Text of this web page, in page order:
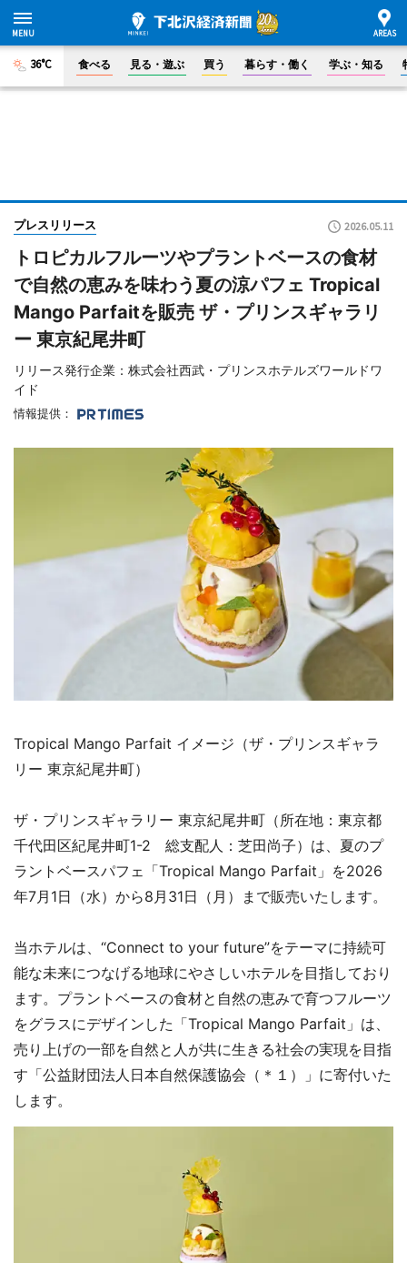
36°C 食べる 見る・遊ぶ 買う 暮らす・働く 学ぶ・知る
プレスリリース 2026.05.11
トロピカルフルーツやプラントベースの食材
で自然の恵みを味わう夏の涼パフェ Tropical
Mango Parfaitを販売 ザ・プリンスギャラリ
ー 東京紀尾井町
リリース発行企業：株式会社西武・プリンスホテルズワールドワ
イド
情報提供：
Tropical Mango Parfait イメージ（ザ・プリンスギャラ
リー 東京紀尾井町）
ザ・プリンスギャラリー 東京紀尾井町（所在地：東京都
千代田区紀尾井町1-2 総支配人：芝田尚子）は、夏のプ
ラントベースパフェ「Tropical Mango Parfait」を2026
年7月1日（水）から8月31日（月）まで販売いたします。
当ホテルは、“Connect to your future”をテーマに持続可
能な未来につなげる地球にやさしいホテルを目指しており
ます。プラントベースの食材と自然の恵みで育つフルーツ
をグラスにデザインした「Tropical Mango Parfait」は、
売り上げの一部を自然と人が共に生きる社会の実現を目指
す「公益財団法人日本自然保護協会（＊１）」に寄付いた
します。